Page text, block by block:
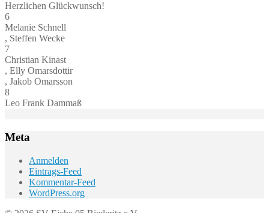
Herzlichen Glückwunsch!
6
Melanie Schnell
, Steffen Wecke
7
Christian Kinast
, Elly Omarsdottir
, Jakob Omarsson
8
Leo Frank Dammaß
Meta
Anmelden
Eintrags-Feed
Kommentar-Feed
WordPress.org